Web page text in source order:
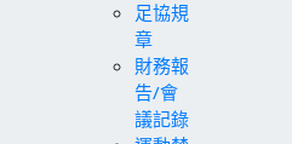
足協規
章
財務報
告/會
議記錄